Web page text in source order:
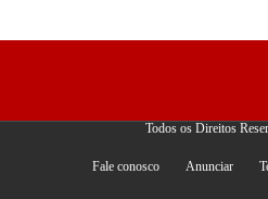
Todos os Direitos
Fale conosco Anunciar